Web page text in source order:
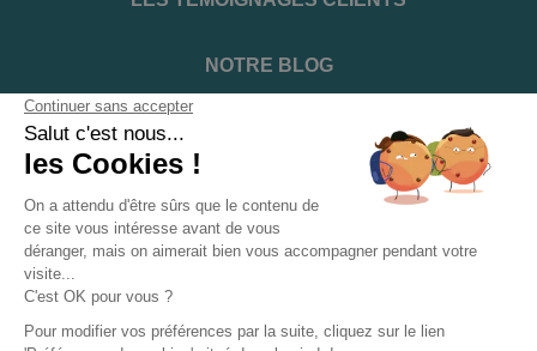
NOTRE BLOG
DEVENIR INSTALLATEUR
NOTRE SERVICE APRÈS VENTE
NOS PARTENAIRES OFFICIELS
INFORMATIONS ET CONDITIONS